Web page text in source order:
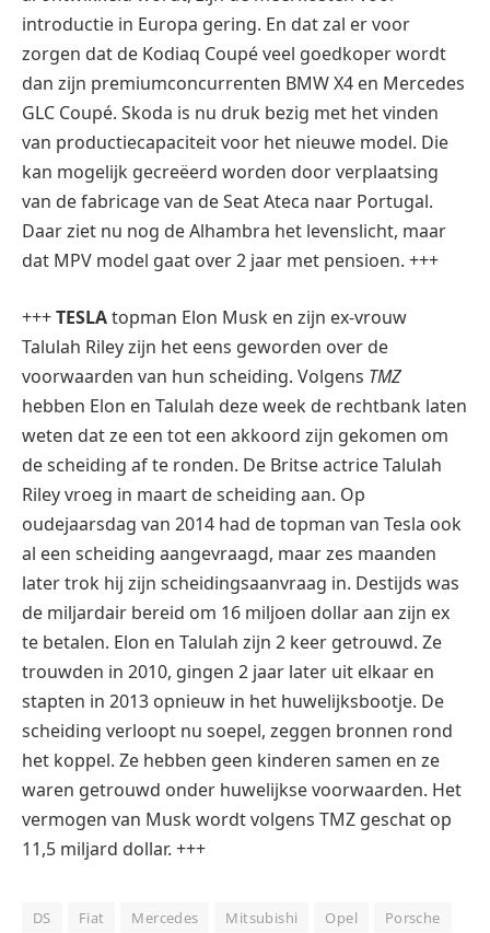
introductie in Europa gering. En dat zal er voor
zorgen dat de Kodiaq Coupé veel goedkoper wordt
dan zijn premiumconcurrenten BMW X4 en Mercedes
GLC Coupé. Skoda is nu druk bezig met het vinden
van productiecapaciteit voor het nieuwe model. Die
kan mogelijk gecreëerd worden door verplaatsing
van de fabricage van de Seat Ateca naar Portugal.
Daar ziet nu nog de Alhambra het levenslicht, maar
dat MPV model gaat over 2 jaar met pensioen. +++
+++TESLAtopman Elon Musk en zijn ex-vrouw
Talulah Riley zijn het eens geworden over de
voorwaarden van hun scheiding. Volgens TMZ
hebben Elon en Talulah deze week de rechtbank laten
weten dat ze een tot een akkoord zijn gekomen om
de scheiding af te ronden. De Britse actrice Talulah
Riley vroeg in maart de scheiding aan. Op
oudejaarsdag van 2014 had de topman van Tesla ook
al een scheiding aangevraagd, maar zes maanden
later trok hij zijn scheidingsaanvraag in. Destijds was
de miljardair bereid om 16 miljoen dollar aan zijn ex
te betalen. Elon en Talulah zijn 2 keer getrouwd. Ze
trouwden in 2010, gingen 2 jaar later uit elkaar en
stapten in 2013 opnieuw in het huwelijksbootje. De
scheiding verloopt nu soepel, zeggen bronnen rond
het koppel. Ze hebben geen kinderen samen en ze
waren getrouwd onder huwelijkse voorwaarden. Het
vermogen van Musk wordt volgens TMZ geschat op
11,5 miljard dollar. +++
DS Fiat Mercedes Mitsubishi Opel
Porsche